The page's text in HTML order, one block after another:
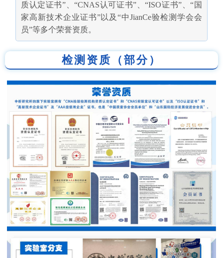
质认定证书”、“CNAS认可证书”、“ISO证书”、“国
家高新技术企业证书”以及“中JianCe验检测学会会
员”等多个荣誉资质。
检测资质（部分）